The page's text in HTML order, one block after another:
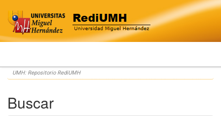
Skip
navigation
UMH: Repositorio RediUMH
Buscar